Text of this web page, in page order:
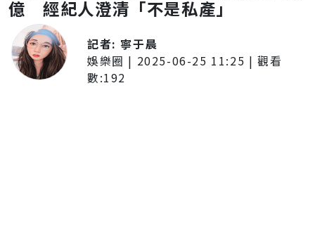
億 經紀人澄清「不是私產」
記者: 寧于晨
娛樂圈 | 2025-06-25 11:25 | 觀看
數:192